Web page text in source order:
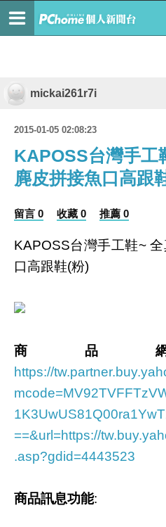
mickai261r7i
2015-01-05 02:08:23
KAPOSS台灣手工
麂皮拼接魚口高跟
留言 0 收藏 0 推薦 0
KAPOSS台灣手工鞋~
口高跟鞋(粉)
商品
https://
==&url=https://
.asp?gdid=4443523
商品訊息功能: